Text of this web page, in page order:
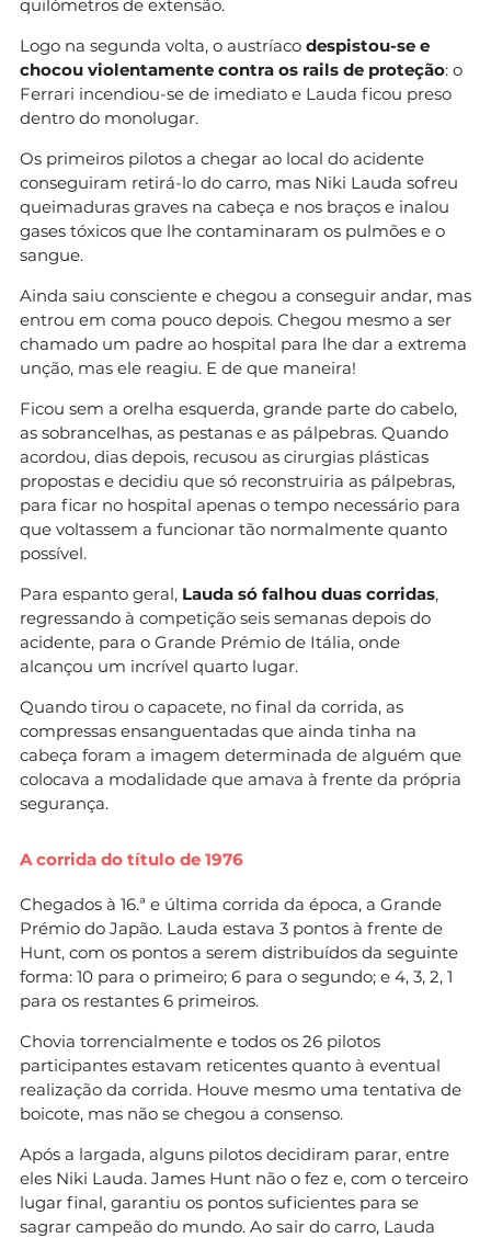
quilómetros de extensão.
Logo na segunda volta, o austríaco despistou-se e
chocou violentamente contra os rails de proteção: o
Ferrari incendiou-se de imediato e Lauda ficou preso
dentro do monolugar.
Os primeiros pilotos a chegar ao local do acidente
conseguiram retirá-lo do carro, mas Niki Lauda sofreu
queimaduras graves na cabeça e nos braços e inalou
gases tóxicos que lhe contaminaram os pulmões e o
sangue.
Ainda saiu consciente e chegou a conseguir andar, mas
entrou em coma pouco depois. Chegou mesmo a ser
chamado um padre ao hospital para lhe dar a extrema
unção, mas ele reagiu. E de que maneira!
Ficou sem a orelha esquerda, grande parte do cabelo,
as sobrancelhas, as pestanas e as pálpebras. Quando
acordou, dias depois, recusou as cirurgias plásticas
propostas e decidiu que só reconstruiria as pálpebras,
para ficar no hospital apenas o tempo necessário para
que voltassem a funcionar tão normalmente quanto
possível.
Para espanto geral, Lauda só falhou duas corridas,
regressando à competição seis semanas depois do
acidente, para o Grande Prémio de Itália, onde
alcançou um incrível quarto lugar.
Quando tirou o capacete, no final da corrida, as
compressas ensanguentadas que ainda tinha na
cabeça foram a imagem determinada de alguém que
colocava a modalidade que amava à frente da própria
segurança.
A corrida do título de 1976
Chegados à 16.ª e última corrida da época, a Grande
Prémio do Japão. Lauda estava 3 pontos à frente de
Hunt, com os pontos a serem distribuídos da seguinte
forma: 10 para o primeiro; 6 para o segundo; e 4, 3, 2, 1
para os restantes 6 primeiros.
Chovia torrencialmente e todos os 26 pilotos
participantes estavam reticentes quanto à eventual
realização da corrida. Houve mesmo uma tentativa de
boicote, mas não se chegou a consenso.
Após a largada, alguns pilotos decidiram parar, entre
eles Niki Lauda. James Hunt não o fez e, com o terceiro
lugar final, garantiu os pontos suficientes para se
sagrar campeão do mundo. Ao sair do carro, Lauda